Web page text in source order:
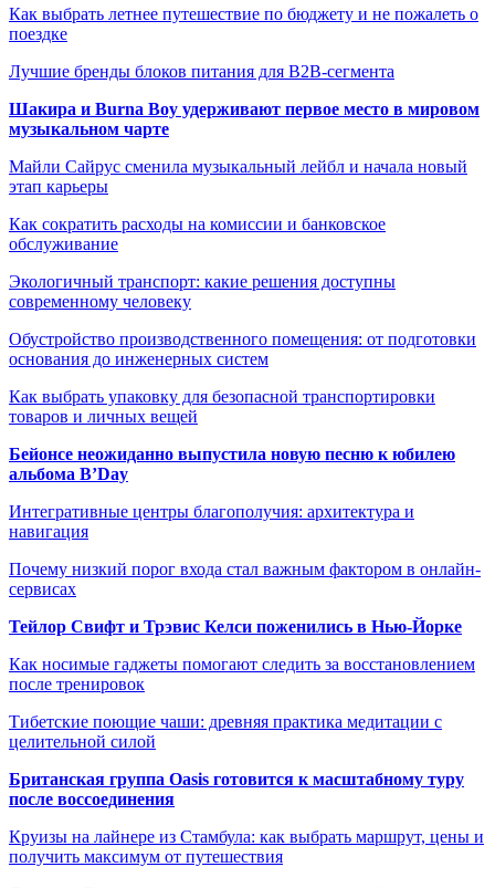
Как выбрать летнее путешествие по бюджету и не пожалеть о
поездке
Лучшие бренды блоков питания для B2B-сегмента
Шакира и Burna Boy удерживают первое место в мировом
музыкальном чарте
Майли Сайрус сменила музыкальный лейбл и начала новый
этап карьеры
Как сократить расходы на комиссии и банковское
обслуживание
Экологичный транспорт: какие решения доступны
современному человеку
Обустройство производственного помещения: от подготовки
основания до инженерных систем
Как выбрать упаковку для безопасной транспортировки
товаров и личных вещей
Бейонсе неожиданно выпустила новую песню к юбилею
альбома B’Day
Интегративные центры благополучия: архитектура и
навигация
Почему низкий порог входа стал важным фактором в онлайн-
сервисах
Тейлор Свифт и Трэвис Келси поженились в Нью-Йорке
Как носимые гаджеты помогают следить за восстановлением
после тренировок
Тибетские поющие чаши: древняя практика медитации с
целительной силой
Британская группа Oasis готовится к масштабному туру
после воссоединения
Круизы на лайнере из Стамбула: как выбрать маршрут, цены и
получить максимум от путешествия